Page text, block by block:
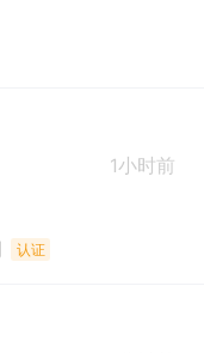
1小时前
认证